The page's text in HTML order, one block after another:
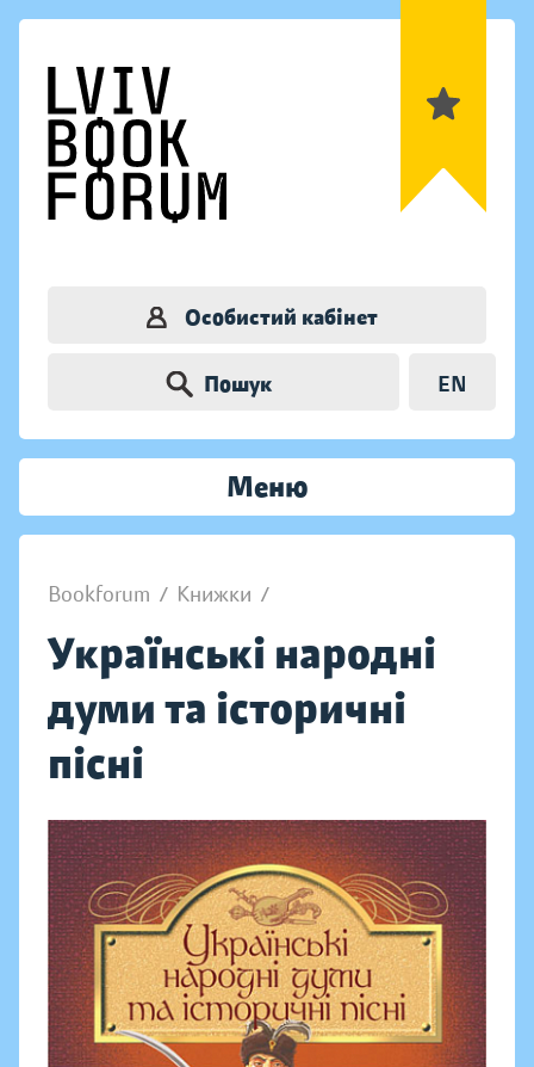
Особистий кабінет
Пошук EN
Меню
Bookforum / Книжки /
Українські народні
думи та історичні
пісні